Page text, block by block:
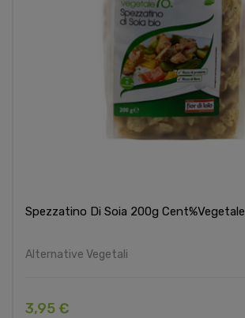
Spezzatino Di Soia 200g Cent%vegetale
Alternative Vegetali
3,95 €